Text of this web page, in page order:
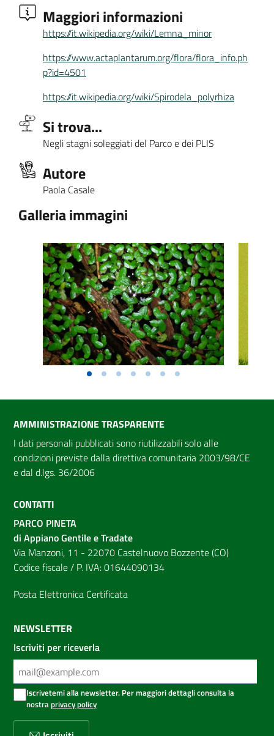
Maggiori informazioni
https://it.wikipedia.org/wiki/Lemna_minor
https://www.actaplantarum.org/flora/flora_info.ph
p?id=4501
https://it.wikipedia.org/wiki/Spirodela_polyrhiza
Si trova...
Negli stagni soleggiati del Parco e dei PLIS
Autore
Paola Casale
Galleria immagini
AMMINISTRAZIONE TRASPARENTE
I dati personali pubblicati sono riutilizzabili solo alle
condizioni previste dalla direttiva comunitaria 2003/98/CE
e dal d.lgs. 36/2006
CONTATTI
PARCO PINETA
di Appiano Gentile e Tradate
Via Manzoni, 11 - 22070 Castelnuovo Bozzente (CO)
Codice fiscale / P. IVA: 01644090134
Posta Elettronica Certificata
NEWSLETTER
Iscriviti per riceverla
Iscrivetemi alla newsletter. Per maggiori dettagli consulta la
nostraprivacy policy